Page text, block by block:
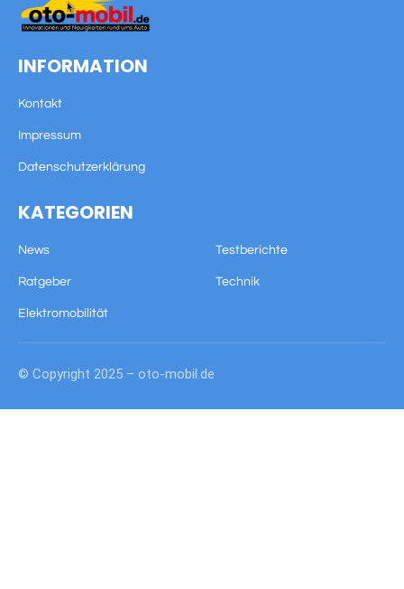
INFORMATION
Kontakt
Impressum
Datenschutzerklärung
KATEGORIEN
News Testberichte
Ratgeber Technik
Elektromobilität
© Copyright 2025 – oto-mobil.de